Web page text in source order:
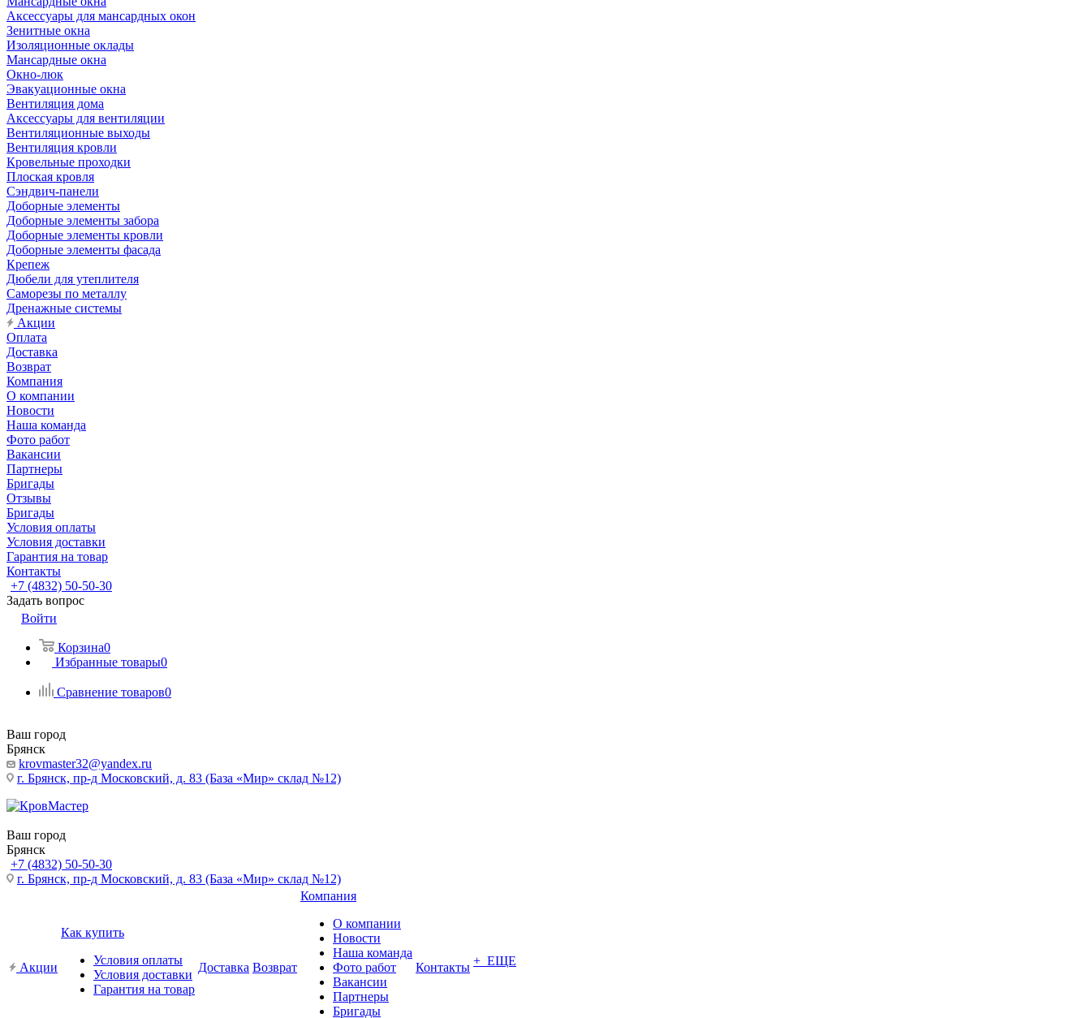
Аксессуары для мансардных окон
Зенитные окна
Изоляционные оклады
Мансардные окна
Окно-люк
Эвакуационные окна
Вентиляция дома
Аксессуары для вентиляции
Вентиляционные выходы
Вентиляция кровли
Кровельные проходки
Плоская кровля
Сэндвич-панели
Доборные элементы
Доборные элементы забора
Доборные элементы кровли
Доборные элементы фасада
Крепеж
Дюбели для утеплителя
Саморезы по металлу
Дренажные системы
Акции
Оплата
Доставка
Возврат
Компания
О компании
Новости
Наша команда
Фото работ
Вакансии
Партнеры
Бригады
Отзывы
Бригады
Условия оплаты
Условия доставки
Гарантия на товар
Контакты
+7 (4832) 50-50-30
Задать вопрос
Войти
Корзина0
Избранные товары0
Сравнение товаров0
Ваш город
Брянск
krovmaster32@yandex.ru
г. Брянск, пр-д Московский, д. 83 (База «Мир» склад №12)
Ваш город
Брянск
+7 (4832) 50-50-30
г. Брянск, пр-д Московский, д. 83 (База «Мир» склад №12)
Акции
Как купить
Условия оплаты
Условия доставки
Гарантия на товар
Доставка Возврат
Компания
О компании
Новости
Наша команда
Фото работ
Вакансии
Партнеры
Бригады
Контакты + ЕЩЕ